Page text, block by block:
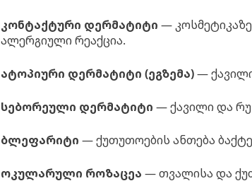
კონტაქტური დერმატიტი —
ალერგიული რეაქცია.
ატოპიური დერმატიტი (ეგზემა)—
სებორეული დერმატიტი — ქავილი და
ბლეფარიტი — ქუთუთოების ანთება
ოკულარული როზაცეა — თვალისა და